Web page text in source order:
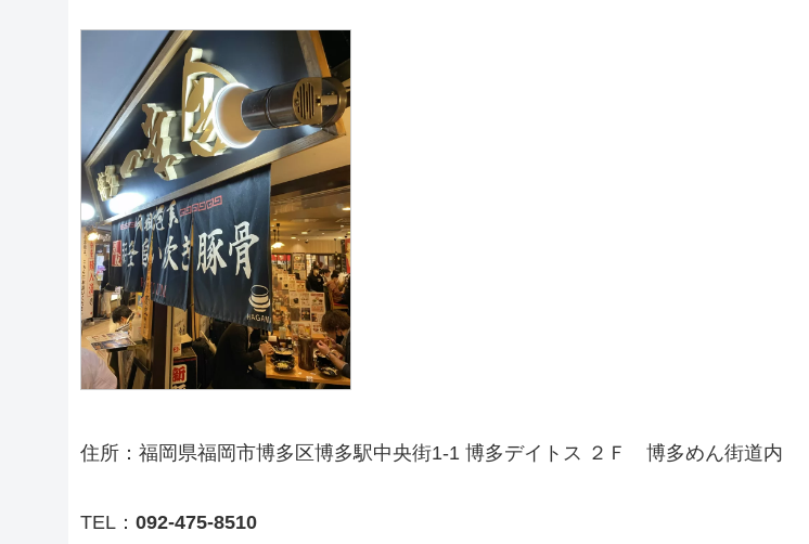
住所：福岡県福岡市博多区博多駅中央街1-1 博多デイトス ２Ｆ 博多めん街道内
TEL： 092-475-8510